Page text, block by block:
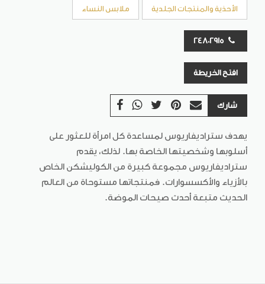
الأحذية والمنتجات الجلدية ملابس النساء
افتح الخريطة
شارك
يهدف ستراديفاريوس لمساعدة كل امرأة للعثور على
أسلوبها وشخصيتها الخاصة بها. لذلك، يقدم
ستراديفاريوس مجموعة كبيرة من الكوليشكن الخاص
بالأزياء والأكسسوارات. فمنتجاتها مستوحاة من العالم
الحديث متبعة أحدث صيحات الموضة.